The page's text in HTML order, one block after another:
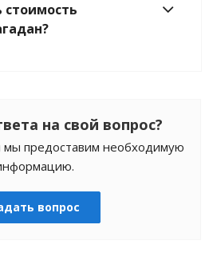
стоимость
на свой вопрос?
мы предоставим необходимую
вопрос